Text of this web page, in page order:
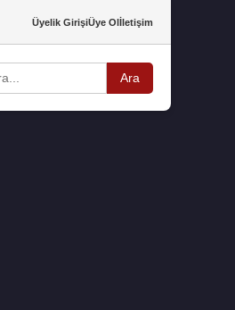
Üyelik GirişiÜye Olİletişim
Ara